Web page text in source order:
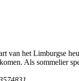
van het Limburgse
Als sommelier